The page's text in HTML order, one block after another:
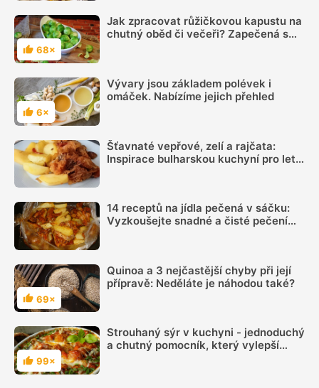
Hodnocení
68×
Jak zpracovat růžičkovou kapustu na
chutný oběd či večeři? Zapečená s
Hodnocení
6×
Vývary jsou základem polévek i
omáček. Nabízíme jejich přehled
Šťavnaté vepřové, zelí a rajčata:
Inspirace bulharskou kuchyní pro letní
14 receptů na jídla pečená v sáčku:
Vyzkoušejte snadné a čisté pečení
Hodnocení
69×
Quinoa a 3 nejčastější chyby při její
přípravě: Neděláte je náhodou také?
Hodnocení
99×
Strouhaný sýr v kuchyni - jednoduchý
a chutný pomocník, který vylepší